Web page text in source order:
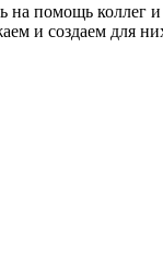
помощь коллег
и создаем для